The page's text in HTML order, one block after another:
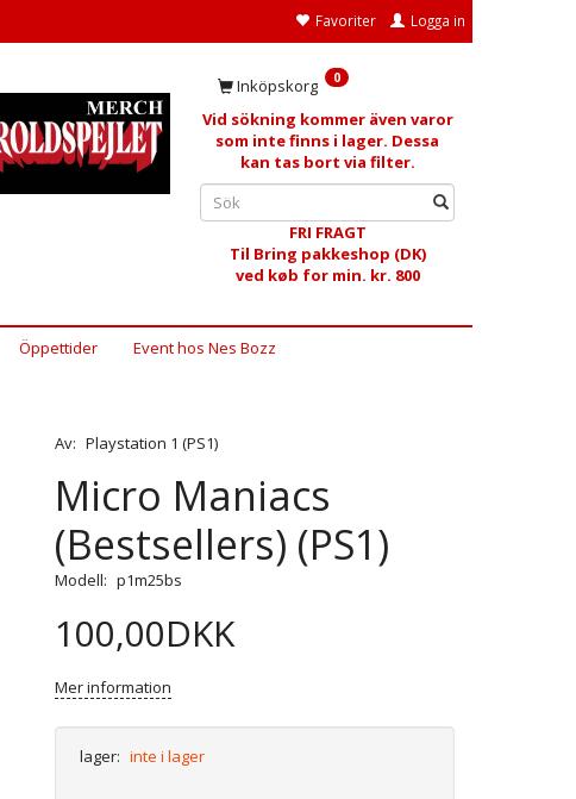
Favoriter Logga in
Inköpskorg 0
Vid sökning kommer även varor
som inte finns i lager. Dessa
kan tas bort via filter.
FRI FRAGT
Til Bring pakkeshop (DK)
ved køb for min. kr. 800
Öppettider Event hos Nes Bozz
Av: Playstation 1 (PS1)
Micro Maniacs
(Bestsellers) (PS1)
Modell: p1m25bs
100,00DKK
Mer information
lager: inte i lager